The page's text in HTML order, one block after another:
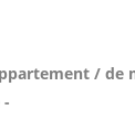
/